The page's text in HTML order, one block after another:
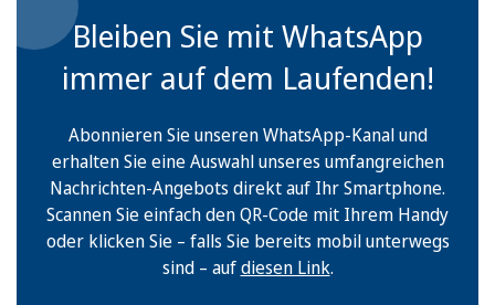
Bleiben Sie mit WhatsApp
immer auf dem Laufenden!
Abonnieren Sie unseren WhatsApp-Kanal und
erhalten Sie eine Auswahl unseres umfangreichen
Nachrichten-Angebots direkt auf Ihr Smartphone.
Scannen Sie einfach den QR-Code mit Ihrem Handy
oder klicken Sie – falls Sie bereits mobil unterwegs
sind – aufdiesen Link.